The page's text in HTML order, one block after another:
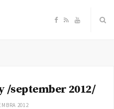
F
e
R Y
T
/september 2012/
2012